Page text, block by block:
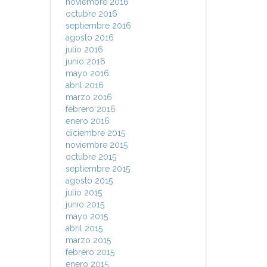
octubre 2016
septiembre 2016
agosto 2016
julio 2016
junio 2016
mayo 2016
abril 2016
marzo 2016
febrero 2016
enero 2016
diciembre 2015
noviembre 2015
octubre 2015
septiembre 2015
agosto 2015
julio 2015
junio 2015
mayo 2015
abril 2015
marzo 2015
febrero 2015
enero 2015